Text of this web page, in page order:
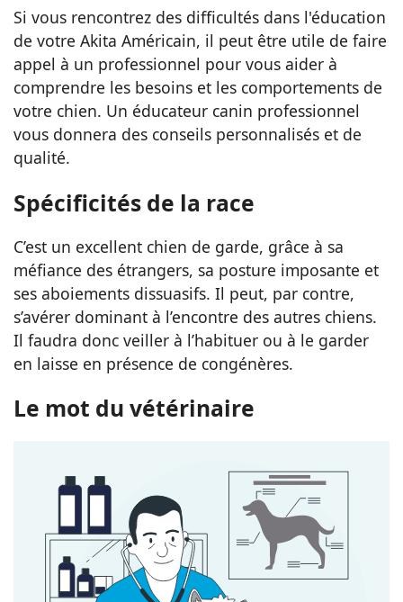
Si vous rencontrez des difficultés dans l'éducation
de votre Akita Américain, il peut être utile de faire
appel à un professionnel pour vous aider à
comprendre les besoins et les comportements de
votre chien. Un éducateur canin professionnel
vous donnera des conseils personnalisés et de
qualité.
Spécificités de la race
C’est un excellent chien de garde, grâce à sa
méfiance des étrangers, sa posture imposante et
ses aboiements dissuasifs. Il peut, par contre,
s’avérer dominant à l’encontre des autres chiens.
Il faudra donc veiller à l’habituer ou à le garder
en laisse en présence de congénères.
Le mot du vétérinaire